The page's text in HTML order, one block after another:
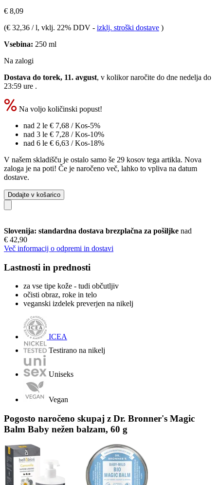
€ 8,09
(€ 32,36 / l, vklj. 22% DDV - izklj. stroški dostave )
Vsebina: 250 ml
Na zalogi
Dostava do torek, 11. avgust, v kolikor naročite do dne nedelja do
23:59 ure .
Na voljo količinski popust!
nad 2 le € 7,68 / Kos-5%
nad 3 le € 7,28 / Kos-10%
nad 6 le € 6,63 / Kos-18%
V našem skladišču je ostalo samo še 29 kosov tega artikla. Nova
zaloga je na poti! Če je naročeno več, lahko to vpliva na datum
dostave.
Dodajte v košarico
Slovenija: standardna dostava brezplačna za pošiljke nad
€ 42,90
Več informacij o odpremi in dostavi
Lastnosti in prednosti
za vse tipe kože - tudi občutljiv
očisti obraz, roke in telo
veganski izdelek preverjen na nikelj
ICEA
Testirano na nikelj
Uniseks
Vegan
Pogosto naročeno skupaj z Dr. Bronner's Magic
Balm Baby nežen balzam, 60 g